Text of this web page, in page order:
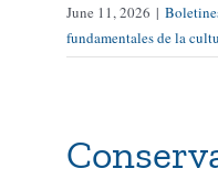
June 11, 2026 |
fundamentales de la